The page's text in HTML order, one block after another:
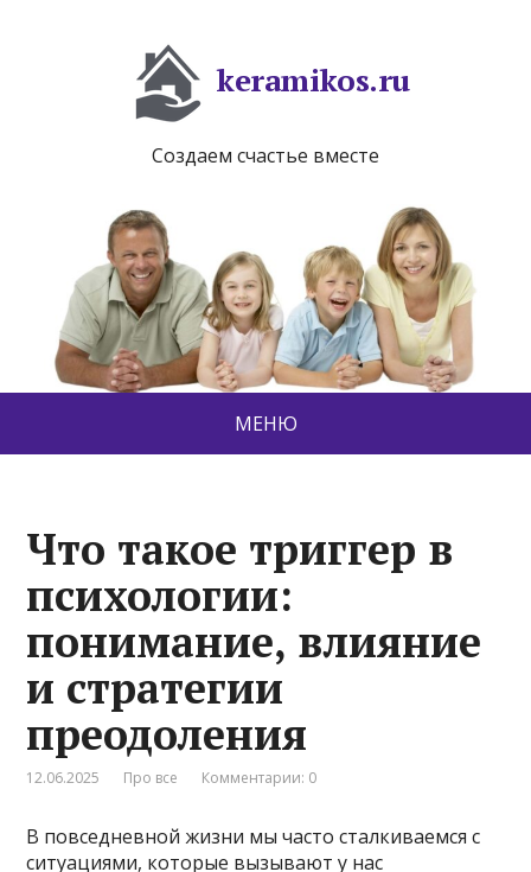
keramikos.ru
Создаем счастье вместе
МЕНЮ
Что такое триггер в
психологии:
понимание, влияние
и стратегии
преодоления
12.06.2025 Про все Комментарии: 0
В повседневной жизни мы часто сталкиваемся с
ситуациями, которые вызывают у нас